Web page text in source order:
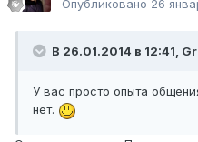
Опубликовано 26
В 26.01.2014 в 12:41,
У вас просто опыта
нет.